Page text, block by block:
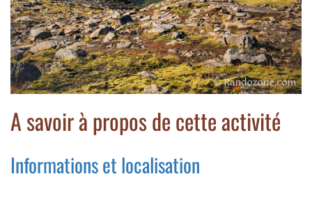
A savoir à propos de cette activité
Informations et localisation